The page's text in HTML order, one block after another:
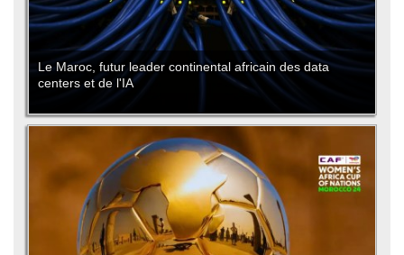
Le Maroc, futur leader continental africain des data
centers et de l'IA